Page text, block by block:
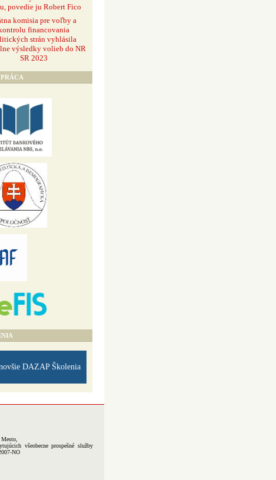
povedie ju Robert Fico
komisia pre voľby a
financovania
strán vyhlásila
výsledky volieb do NR
SR 2023
DAZAP Školenia
všeobecne prospešné služby
NO